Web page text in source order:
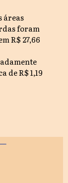
áreas
foram
R$ 27,66
de R$ 1,19